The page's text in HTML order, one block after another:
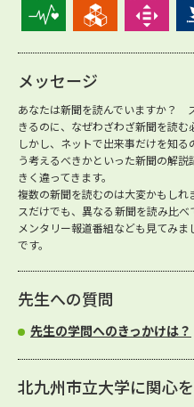
メッセージ
あなたは新聞を読んでいますか？
きるのに、なぜわざわざ新聞を読む
しかし、ネットで出来事だけを知
う考えるべきかといった新聞の解
きく違ってきます。
複数の新聞を読むのは大変かもし
スだけでも、異なる新聞を読み比
メンタリー報道番組なども見てみ
です。
先生への質問
先生の学問へのきっかけは？
北九州市立大学に関心